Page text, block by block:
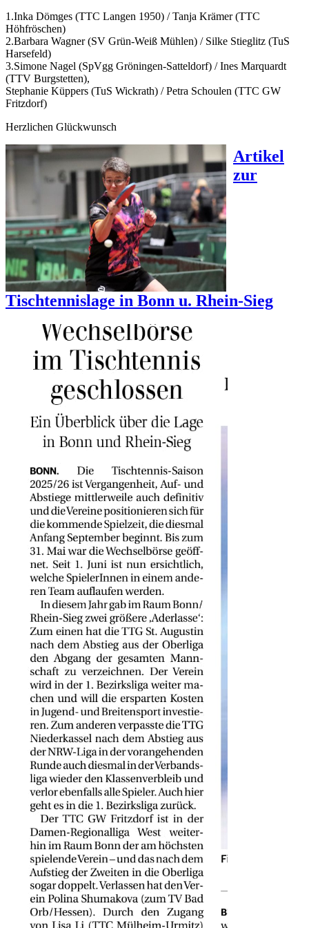
1.Inka Dömges (TTC Langen 1950) / Tanja Krämer (TTC
Höhfröschen)
2.Barbara Wagner (SV Grün-Weiß Mühlen) / Silke Stieglitz (TuS
Harsefeld)
3.Simone Nagel (SpVgg Gröningen-Satteldorf) / Ines Marquardt
(TTV Burgstetten),
Stephanie Küppers (TuS Wickrath) / Petra Schoulen (TTC GW
Fritzdorf)
Herzlichen Glückwunsch
Artikel
zur
Tischtennislage in Bonn u. Rhein-Sieg